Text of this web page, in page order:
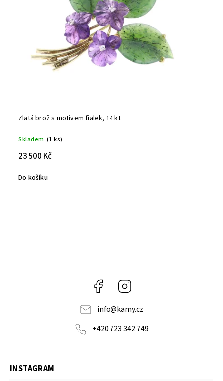
Zlatá brož s motivem fialek, 14 kt
Skladem (1 ks)
23 500 Kč
Do košíku
Facebook
info@kamy.cz
+420 723 342 749
INSTAGRAM